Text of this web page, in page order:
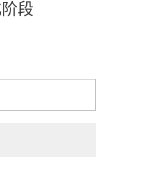
段